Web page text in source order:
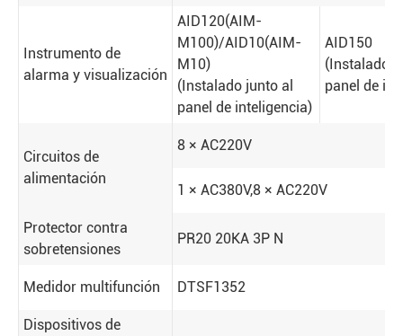
Instrumento de
alarma y visualización
AID120(AIM-
M100)/AID10(AIM-
M10)
(Instalado junto al
panel de inteligencia)
AID150
(Instalado
panel de
Circuitos de
alimentación
8 × AC220V
1 × AC380V,8 × AC220V
Protector contra
sobretensiones
PR20 20KA 3P N
Medidor multifunción DTSF1352
Dispositivos de